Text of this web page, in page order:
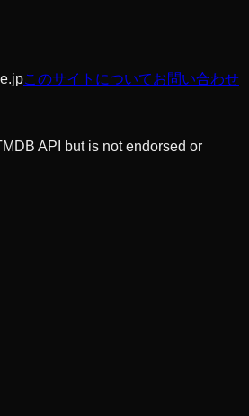
このサイトについてお問い合わせ
API but is not endorsed or